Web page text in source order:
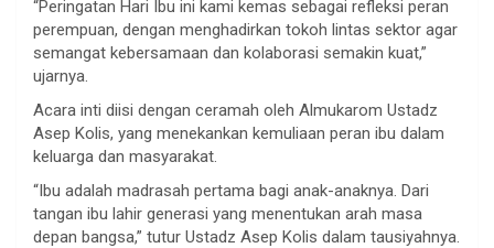
“Peringatan Hari Ibu ini kami kemas sebagai refleksi peran
perempuan, dengan menghadirkan tokoh lintas sektor agar
semangat kebersamaan dan kolaborasi semakin kuat,”
ujarnya.
Acara inti diisi dengan ceramah oleh Almukarom Ustadz
Asep Kolis, yang menekankan kemuliaan peran ibu dalam
keluarga dan masyarakat.
“Ibu adalah madrasah pertama bagi anak-anaknya. Dari
tangan ibu lahir generasi yang menentukan arah masa
depan bangsa,” tutur Ustadz Asep Kolis dalam tausiyahnya.